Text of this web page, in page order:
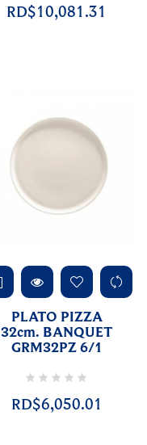
RD$10,081.31
PLATO PIZZA
32cm. BANQUET
GRM32PZ 6/1
RD$6,050.01